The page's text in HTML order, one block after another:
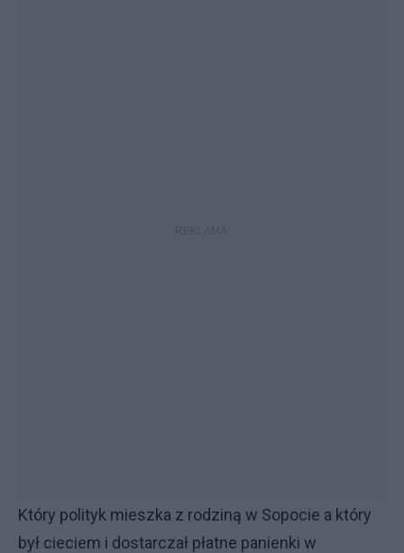
Który polityk mieszka z rodziną w Sopocie a który
był cieciem i dostarczał płatne panienki w